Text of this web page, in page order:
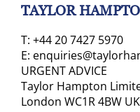
TAYLOR
T: +44 20 7427 5970
E:
URGENT ADVICE
Taylor Hampton
London WC1R 4BW UK